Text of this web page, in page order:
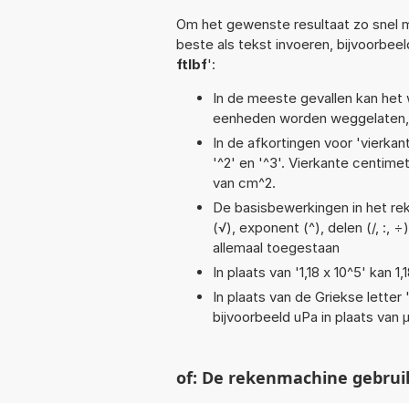
Om het gewenste resultaat zo snel
beste als tekst invoeren,
ftlbf':
In de meeste gevallen kan
eenheden worden
In de afkortingen voor
'^2' en '^3'. Vierkante
van cm^2.
De basisbewerkingen in het
(√), exponent (^), delen (/, :,
allemaal toegestaan
In plaats van '1,18 x 10^5' kan
In plaats van de Griekse
bijvoorbeeld uPa in plaats van
of: De rekenmachine